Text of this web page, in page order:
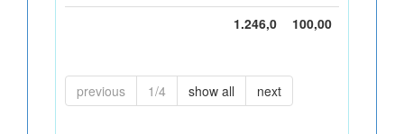
1.246,0
100,00
previous 1/4 show all next